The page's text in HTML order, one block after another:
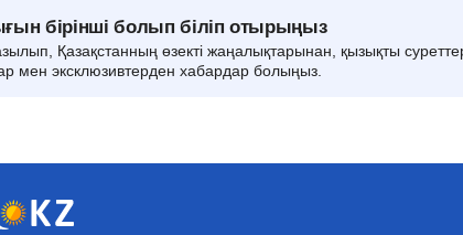
бірінші болып біліп отырыңыз
Қазақстанның өзекті жаңалықтарынан, қызықты
мен эксклюзивтерден хабардар болыңыз.